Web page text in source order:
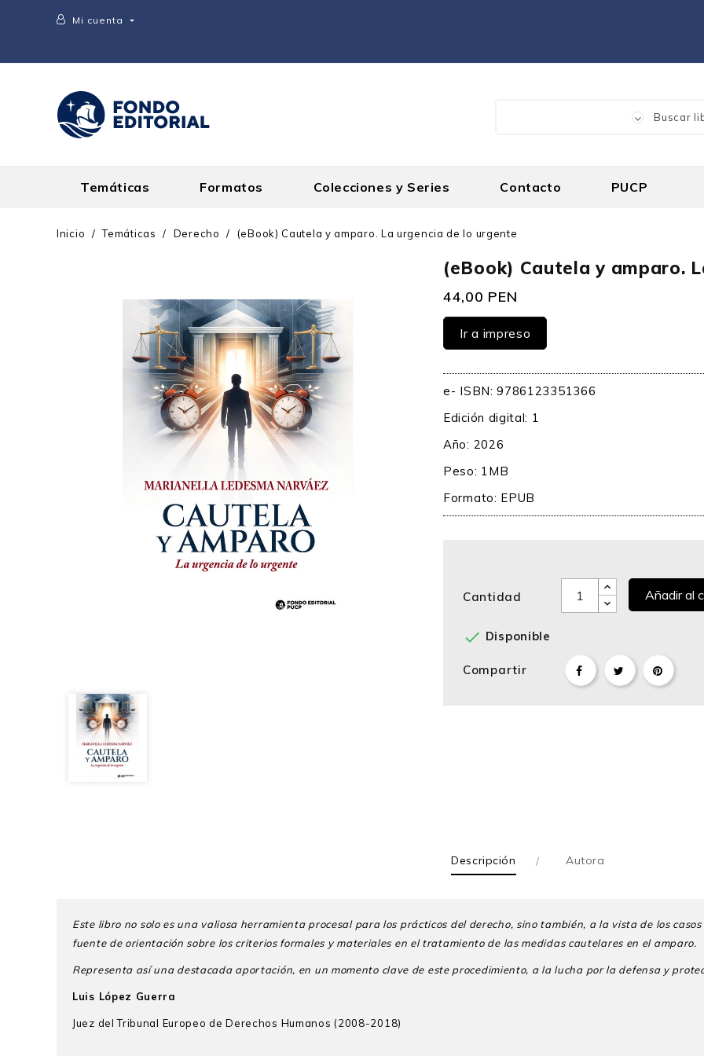
Mi cuenta 
Temáticas Formatos Colecciones y Series Contacto PUCP
Inicio Temáticas Derecho (eBook) Cautela y amparo. La urgencia de lo urgente
(eBook) Cautela y amparo.
44,00 PEN
Ir a impreso
e- ISBN: 9786123351366
Edición digital: 1
Año: 2026
Peso: 1MB
Formato: EPUB
Cantidad Añadir al
 Disponible
Compartir
Descripción Autora
Este libro no solo es una valiosa herramienta procesal para los prácticos del derecho, sino también, a la vista de los
fuente de orientación sobre los criterios formales y materiales en el tratamiento de las medidas cautelares en el amparo.
Representa así una destacada aportación, en un momento clave de este procedimiento, a la lucha por la defensa y
Luis López Guerra
Juez del Tribunal Europeo de Derechos Humanos (2008-2018)